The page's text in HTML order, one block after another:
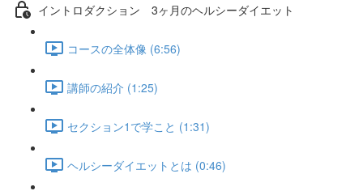
イントロダクション 3ヶ月のヘルシーダイエット
コースの全体像 (6:56)
講師の紹介 (1:25)
セクション1で学こと (1:31)
ヘルシーダイエットとは (0:46)